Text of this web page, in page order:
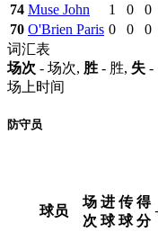
74 Muse John 1 0 0
70 O'Brien Paris 0 0 0
词汇表
场次 - 场次, 胜 - 胜, 失 -
场上时间
防守员
球员
场
次
进
球
传
球
得
分